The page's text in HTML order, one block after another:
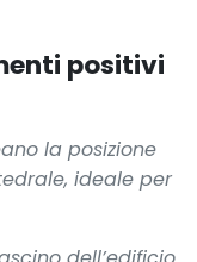
positivi
la posizione
ideale per